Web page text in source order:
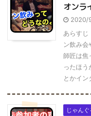
オンラ
2020/
あらすじ
ン飲み会
師匠は焦
ったほ
とかイン
じゃん